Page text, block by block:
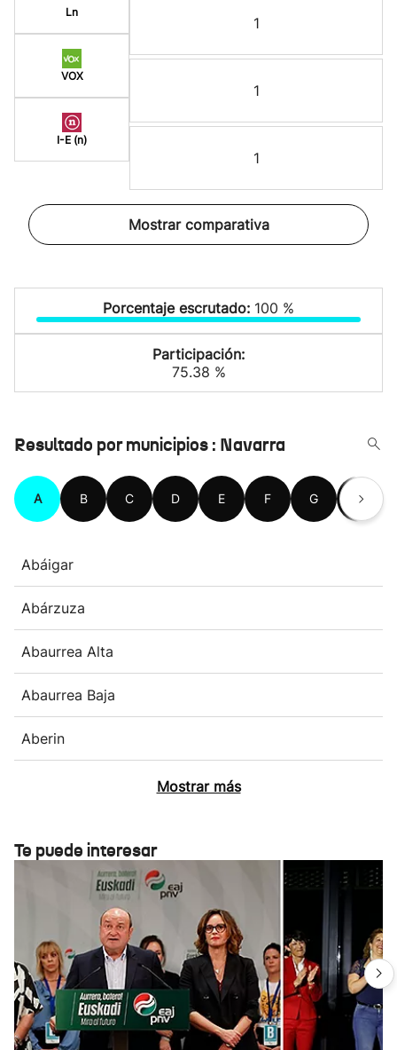
Ln
VOX
I-E (n)
1
1
1
Mostrar comparativa
Porcentaje escrutado: 100 %
Participación:
75.38 %
Resultado por municipios : Navarra
A B C D E F G H
Abáigar
Abárzuza
Abaurrea Alta
Abaurrea Baja
Aberin
Mostrar más
Te puede interesar